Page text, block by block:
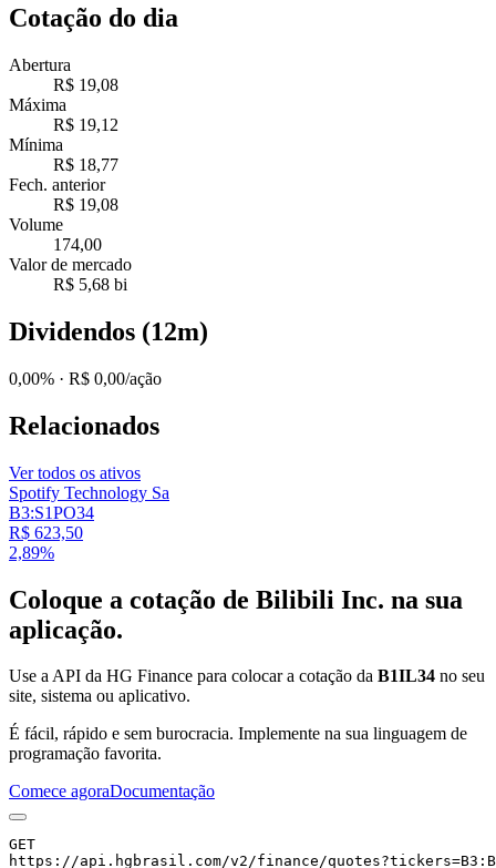
Cotação do dia
Abertura
R$ 19,08
Máxima
R$ 19,12
Mínima
R$ 18,77
Fech. anterior
R$ 19,08
Volume
174,00
Valor de mercado
R$ 5,68 bi
Dividendos (12m)
0,00% · R$ 0,00/ação
Relacionados
Ver todos os ativos
Spotify Technology Sa
B3:S1PO34
R$ 623,50
2,89%
Coloque a cotação de Bilibili Inc. na sua
aplicação.
Use a API da HG Finance para colocar a cotação da B1IL34 no seu
site, sistema ou aplicativo.
É fácil, rápido e sem burocracia. Implemente na sua linguagem de
programação favorita.
Comece agoraDocumentação
GET
https://api.hgbrasil.com/v2/finance/quotes?tickers=